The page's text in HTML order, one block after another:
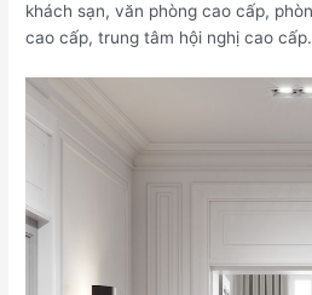
khách sạn, văn phòng cao cấp,
cao cấp, trung tâm hội nghị cao